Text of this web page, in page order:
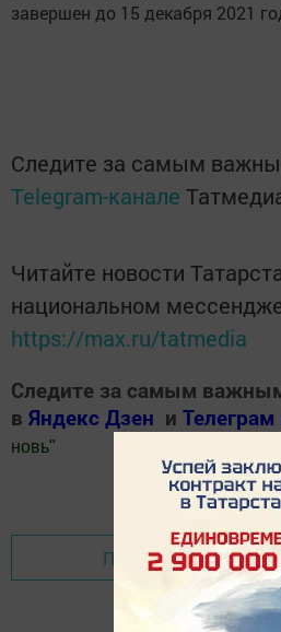
завершен до 15 декабря 2021
Следите за самым
Telegram-канале
Читайте новости
национальном
https://max.ru/tatmedia
Следите за самым
в Яндекс Дзен и Телеграм
новь"
Добавить Шешминскую новь в
Перейти на